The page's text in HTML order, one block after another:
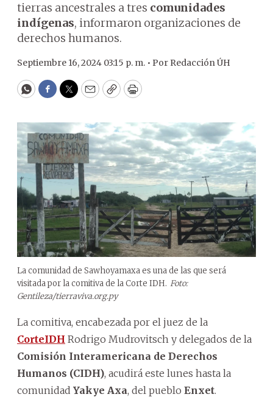
tierras ancestrales a tres comunidades
indígenas, informaron organizaciones de
derechos humanos.
Septiembre 16, 2024 03:15 p. m. • Por Redacción ÚH
WhatsApp
Facebook
Twitter
EmailCopyPrint
La comunidad de Sawhoyamaxa es una de las que será
visitada por la comitiva de la Corte IDH. Foto:
Gentileza/tierraviva.org.py
La comitiva, encabezada por el juez de la
CorteIDH Rodrigo Mudrovitsch y delegados de la
Comisión Interamericana de Derechos
Humanos (CIDH), acudirá este lunes hasta la
comunidad Yakye Axa, del pueblo Enxet.